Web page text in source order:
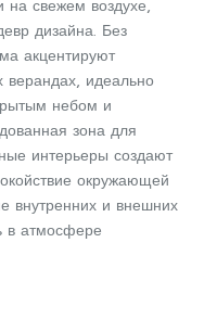
на свежем воздухе,
дизайна. Без
акцентируют
идеально
небом и
зона для
интерьеры создают
окружающей
внутренних и внешних
в атмосфере